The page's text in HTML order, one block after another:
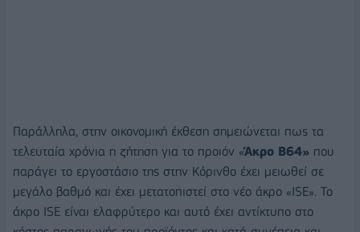
Παράλληλα, στην οικονομική έκθεση σημειώνεται πως τα
τελευταία χρόνια η ζήτηση για το προιόν «Άκρο Β64» που
παράγει το εργοστάσιο της στην Κόρινθο έχει μειωθεί σε
μεγάλο βαθμό και έχει μετατοπιστεί στο νέο άκρο «ISE». Το
άκρο ISE είναι ελαφρύτερο και αυτό έχει αντίκτυπο στο